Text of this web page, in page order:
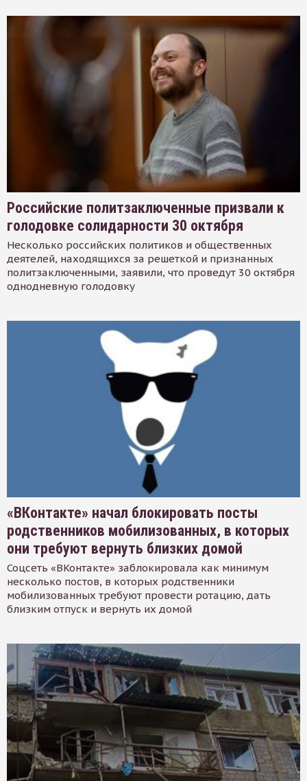
Российские политзаключенные призвали к
голодовке солидарности 30 октября
Несколько российских политиков и общественных
деятелей, находящихся за решеткой и признанных
политзаключенными, заявили, что проведут 30 октября
однодневную голодовку
«ВКонтакте» начал блокировать посты
родственников мобилизованных, в которых
они требуют вернуть близких домой
Соцсеть «ВКонтакте» заблокировала как минимум
несколько постов, в которых родственники
мобилизованных требуют провести ротацию, дать
близким отпуск и вернуть их домой